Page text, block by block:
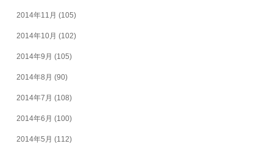
2014年11月 (105)
2014年10月 (102)
2014年9月 (105)
2014年8月 (90)
2014年7月 (108)
2014年6月 (100)
2014年5月 (112)